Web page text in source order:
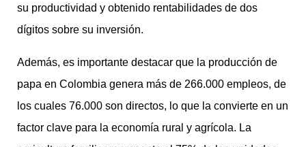
su productividad y obtenido rentabilidades de dos
dígitos sobre su inversión.
Además, es importante destacar que la producción de
papa en Colombia genera más de 266.000 empleos, de
los cuales 76.000 son directos, lo que la convierte en un
factor clave para la economía rural y agrícola. La